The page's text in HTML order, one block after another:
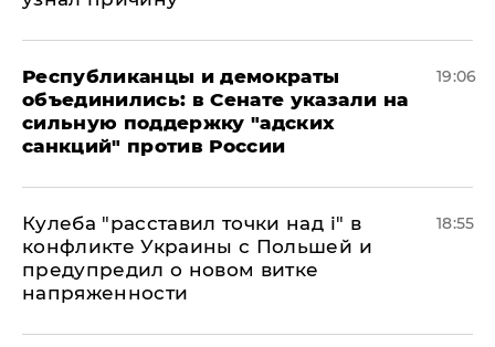
Республиканцы и демократы
объединились: в Сенате указали на
сильную поддержку "адских
санкций" против России
19:06
Кулеба "расставил точки над і" в
конфликте Украины с Польшей и
предупредил о новом витке
напряженности
18:55